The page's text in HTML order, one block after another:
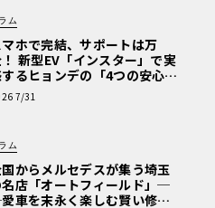
ム
マホで完結、サポートは万
新型EV「インスター」で実
るヒョンデの「4つの安心」
1回・ヒョンデ6つの疑問：
Hyundai?】〈PR〉
7/31
ム
からメルセデスが集う埼玉
名店「オートフィールド」─
車を末永く楽しむ賢い修理